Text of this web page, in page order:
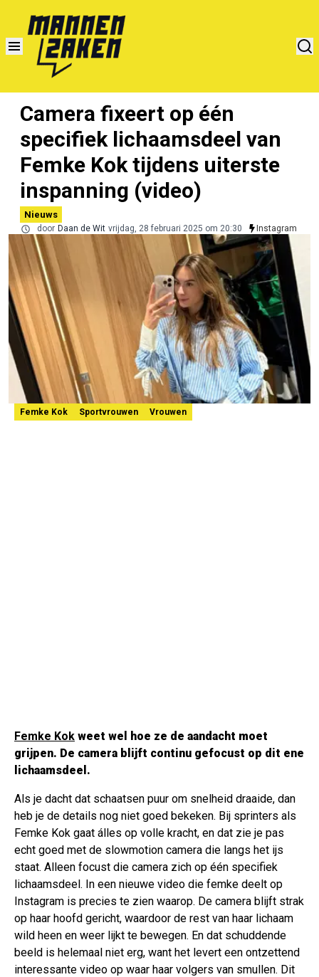
Camera fixeert op één
specifiek lichaamsdeel van
Femke Kok tijdens uiterste
inspanning (video)
Nieuws
door Daan de Wit vrijdag, 28 februari 2025 om 20:30 Instagram
Femke Kok Sportvrouwen Vrouwen
Femke Kok weet wel hoe ze de aandacht moet
grijpen. De camera blijft continu gefocust op dit ene
lichaamsdeel.
Als je dacht dat schaatsen puur om snelheid draaide, dan
heb je de details nog niet goed bekeken. Bij sprinters als
Femke Kok gaat álles op volle kracht, en dat zie je pas
echt goed met de slowmotion camera die langs het ijs
staat. Alleen focust die camera zich op één specifiek
lichaamsdeel. In een nieuwe video die femke deelt op
Instagram is precies te zien waarop. De camera blijft strak
op haar hoofd gericht, waardoor de rest van haar lichaam
wild heen en weer lijkt te bewegen. En dat schuddende
beeld is helemaal niet erg, want het levert een ontzettend
interessante video op waar haar volgers van smullen. Dit